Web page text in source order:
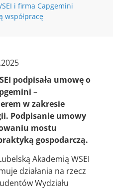
i firma Capgemini
współpracę
podpisała umowę o
–
w zakresie
Podpisanie umowy
mostu
gospodarczą.
Akademią WSEI
działania na rzecz
Wydziału